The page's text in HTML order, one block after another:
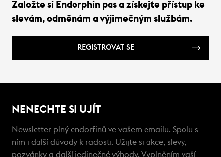
Založte si Endorphin pas a získejte přístup ke
slevám, odměnám a výjimečným službám.
REGISTROVAT SE
NENECHTE SI UJÍT
Newsletter plný endorfinů ve vašem emailu. Spolu s
ním i další důvody k radosti. Užijte si akce, slevy,
pozvánky a další jedinečné výhody. Vyplněním vaší